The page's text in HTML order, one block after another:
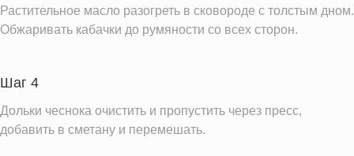
Витамин С
21.0 мг
Витамин А
39.5 IU
Витамин Е
Насыщенные жиры
2.9 г
Растительное масло разогреть в сковороде с толстым дном.
Обжаривать кабачки до румяности со всех сторон.
Шаг 4
Дольки чеснока очистить и пропустить через пресс,
добавить в сметану и перемешать.